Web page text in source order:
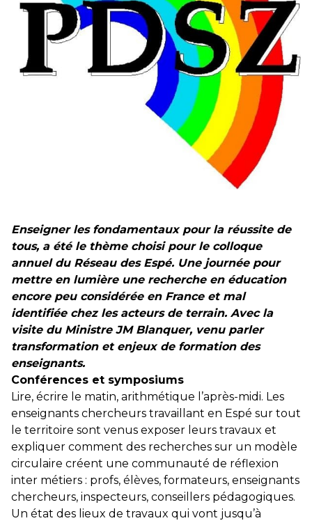
Hongrie : du changement pour les politiques
éducatives, aussi !
25 juin 2026
En Hongrie, le conservateur Peter Magyar et son parti
Tisza "Respect et liberté" ont remporté une large victoire,
contre le premier ministre sortant, Viktor Orban,…
Enseigner les fondamentaux pour la réussite de
tous, a été le thème choisi pour le colloque
annuel du Réseau des Espé. Une journée pour
mettre en lumière une recherche en éducation
encore peu considérée en France et mal
identifiée chez les acteurs de terrain. Avec la
visite du Ministre JM Blanquer, venu parler
transformation et enjeux de formation des
enseignants.
Conférences et symposiums
Lire, écrire le matin, arithmétique l’après-midi. Les
enseignants chercheurs travaillant en Espé sur tout
le territoire sont venus exposer leurs travaux et
expliquer comment des recherches sur un modèle
circulaire créent une communauté de réflexion
inter métiers : profs, élèves, formateurs, enseignants
chercheurs, inspecteurs, conseillers pédagogiques.
Un état des lieux de travaux qui vont jusqu’à